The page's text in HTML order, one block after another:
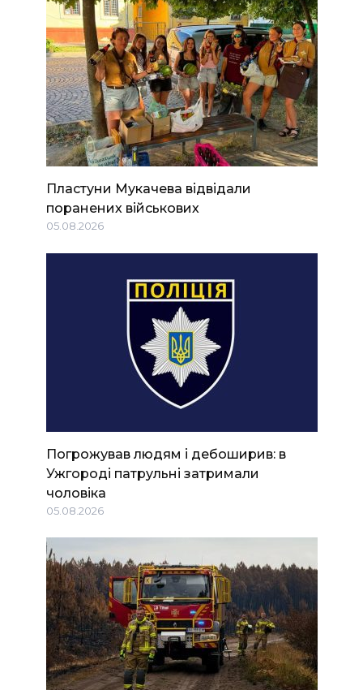
Пластуни Мукачева відвідали
поранених військових
05.08.2026
Погрожував людям і дебоширив: в
Ужгороді патрульні затримали
чоловіка
05.08.2026